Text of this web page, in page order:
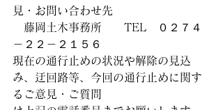
見・お問い合わせ先
藤岡土木事務所　　TEL　０２７４
－２２－２１５６
現在の通行止めの状況や解除の見込
み、迂回路等、今回の通行止めに関す
るご意見・ご質問